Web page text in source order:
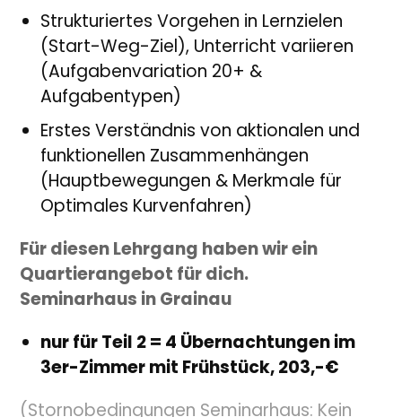
Strukturiertes Vorgehen in Lernzielen
(Start-Weg-Ziel), Unterricht variieren
(Aufgabenvariation 20+ &
Aufgabentypen)
Erstes Verständnis von aktionalen und
funktionellen Zusammenhängen
(Hauptbewegungen & Merkmale für
Optimales Kurvenfahren)
Für diesen Lehrgang haben wir ein
Quartierangebot für dich.
Seminarhaus in Grainau
nur für Teil 2 = 4 Übernachtungen im
3er-Zimmer mit Frühstück, 203,-€
(Stornobedingungen Seminarhaus: Kein